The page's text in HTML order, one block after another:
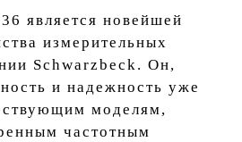
является новейшей
измерительных
Schwarzbeck. Он,
и надежность уже
моделям,
частотным